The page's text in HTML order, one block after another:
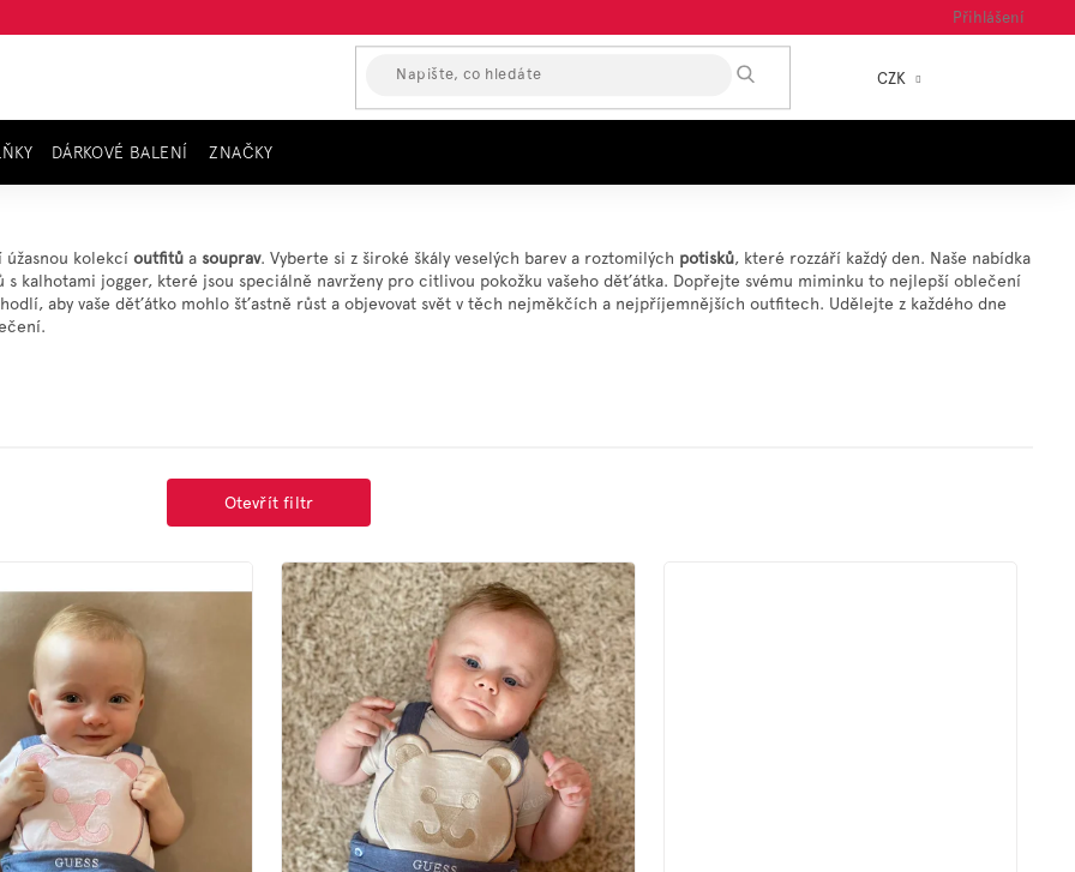
CZK
Přihlášení
DÁRKOVÉ BALENÍ ZNAČKY
úžasnou kolekcí outfitů a souprav. Vyberte si z široké škály veselých barev a roztomilých potisků, které rozzáří každý den. Naše nabídka
s kalhotami jogger, které jsou speciálně navrženy pro citlivou pokožku vašeho děťátka. Dopřejte svému miminku to nejlepší oblečení
aby vaše děťátko mohlo šťastně růst a objevovat svět v těch nejměkčích a nejpříjemnějších outfitech. Udělejte z každého dne
Otevřít filtr